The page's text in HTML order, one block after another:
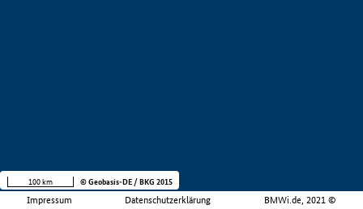
Impressum Datenschutzerklärung BMWi.de, 2021 ©
100 km © Geobasis-DE / BKG 2015